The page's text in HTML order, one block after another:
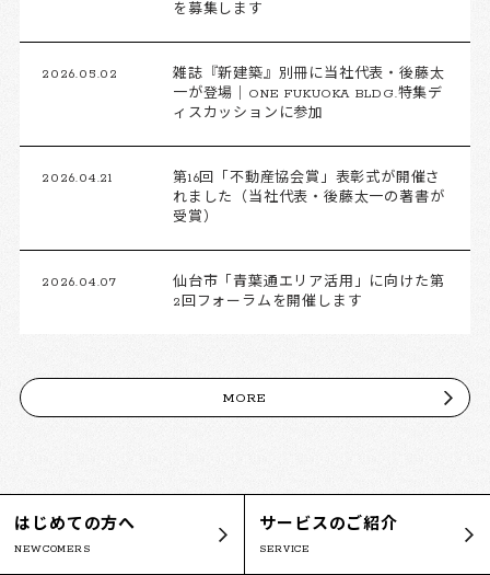
を募集します
2026.05.02
雑誌『新建築』別冊に当社代表・後藤太
一が登場｜ONE FUKUOKA BLDG.特集デ
ィスカッションに参加
2026.04.21
第16回「不動産協会賞」表彰式が開催さ
れました（当社代表・後藤太一の著書が
受賞）
2026.04.07
仙台市「青葉通エリア活用」に向けた第
2回フォーラムを開催します
MORE
はじめての方へ
NEWCOMERS
サービスのご紹介
SERVICE